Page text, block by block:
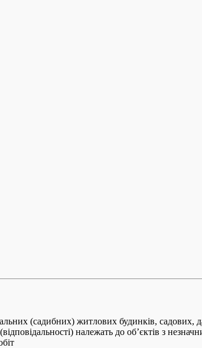
(садибних) житлових будинків,
належать до об’єктів з